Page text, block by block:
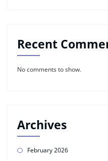
Recent
No comments to show.
Archives
February 2026